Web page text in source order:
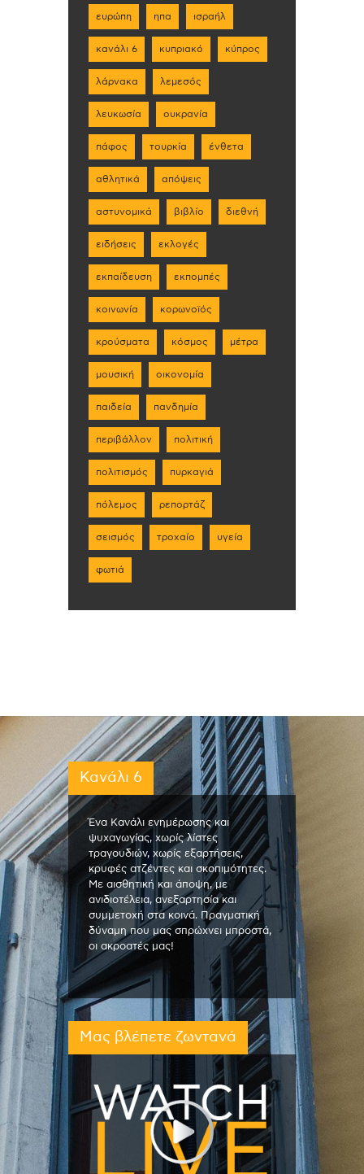
ευρώπη ηπα ισραήλ
κανάλι 6 κυπριακό κύπρος
λάρνακα λεμεσός
λευκωσία ουκρανία
πάφος τουρκία ένθετα
αθλητικά απόψεις
αστυνομικά βιβλίο διεθνή
ειδήσεις εκλογές
εκπαίδευση εκπομπές
κοινωνία κορωνοϊός
κρούσματα κόσμος μέτρα
μουσική οικονομία
παιδεία πανδημία
περιβάλλον πολιτική
πολιτισμός πυρκαγιά
πόλεμος ρεπορτάζ
σεισμός τροχαίο υγεία
φωτιά
Κανάλι 6
Ένα Κανάλι ενημέρωσης και
ψυχαγωγίας, χωρίς λίστες
τραγουδιών, χωρίς εξαρτήσεις,
κρυφές ατζέντες και σκοπιμότητες.
Με αισθητική και άποψη, με
ανιδιοτέλεια, ανεξαρτησία και
συμμετοχή στα κοινά. Πραγματική
δύναμη που μας σπρώχνει μπροστά,
οι ακροατές μας!
Μας βλέπετε ζωντανά